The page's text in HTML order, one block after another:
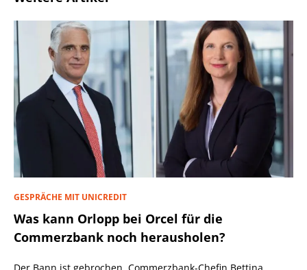
GESPRÄCHE MIT UNICREDIT
Was kann Orlopp bei Orcel für die
Commerzbank noch herausholen?
Der Bann ist gebrochen. Commerzbank-Chefin Bettina